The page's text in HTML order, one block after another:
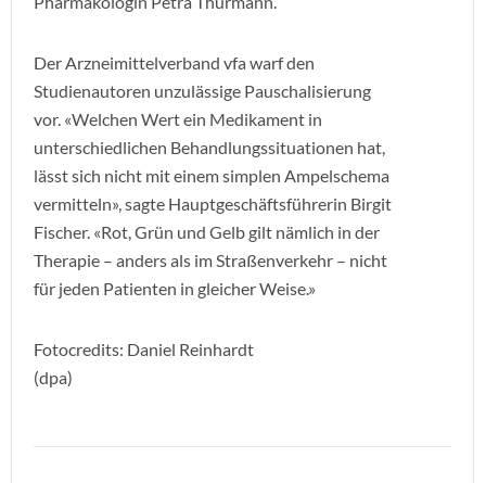
Der Arzneimittelverband vfa warf den
Studienautoren unzulässige Pauschalisierung
vor. «Welchen Wert ein Medikament in
unterschiedlichen Behandlungssituationen hat,
lässt sich nicht mit einem simplen Ampelschema
vermitteln», sagte Hauptgeschäftsführerin Birgit
Fischer. «Rot, Grün und Gelb gilt nämlich in der
Therapie – anders als im Straßenverkehr – nicht
für jeden Patienten in gleicher Weise.»
Fotocredits: Daniel Reinhardt
(dpa)